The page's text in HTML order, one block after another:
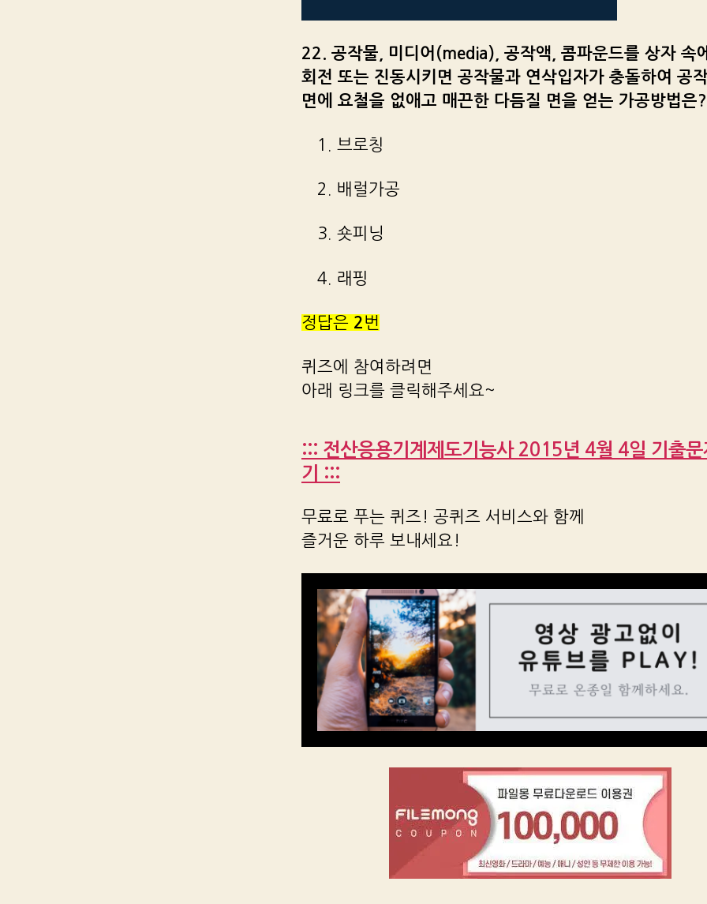
22. 공작물, 미디어(media), 공작액, 콤파운드를 상자 속
회전 또는 진동시키면 공작물과 연삭입자가 충돌하여 공
면에 요철을 없애고 매끈한 다듬질 면을 얻는 가공방법은?
1. 브로칭
2. 배럴가공
3. 숏피닝
4. 래핑
정답은 2번
퀴즈에 참여하려면
아래 링크를 클릭해주세요~
::: 전산응용기계제도기능사 2015년 4월 4일 기출문
기 :::
무료로 푸는 퀴즈! 공퀴즈 서비스와 함께
즐거운 하루 보내세요!